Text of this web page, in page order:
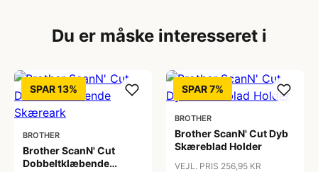
Du er måske interesseret i
SPAR 13%
BROTHER
Brother ScanN' Cut
Dobbeltklæbende
SPAR 7%
BROTHER
Brother ScanN' Cut Dyb
Skæreblad Holder
VEJL. PRIS 256,95 KR